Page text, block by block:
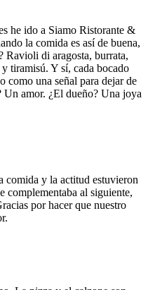
he ido a Siamo Ristorante &
la comida es así de buena,
Ravioli di aragosta, burrata,
tiramisú. Y sí, cada bocado
como una señal para dejar de
amor. ¿El dueño? Una joya
comida y la actitud estuvieron
complementaba al siguiente,
por hacer que nuestro